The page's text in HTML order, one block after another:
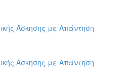
Άσκησης με Απάντηση
Άσκησης με Απάντηση